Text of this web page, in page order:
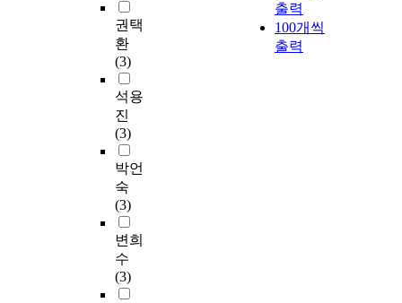
권택
환
(3)
석용
진
(3)
박언
숙
(3)
변희
수
(3)
출력
100개씩
출력